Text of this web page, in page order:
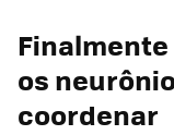
os
coordenar